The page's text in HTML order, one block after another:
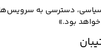
سیاسی، دسترسی به
بود.»